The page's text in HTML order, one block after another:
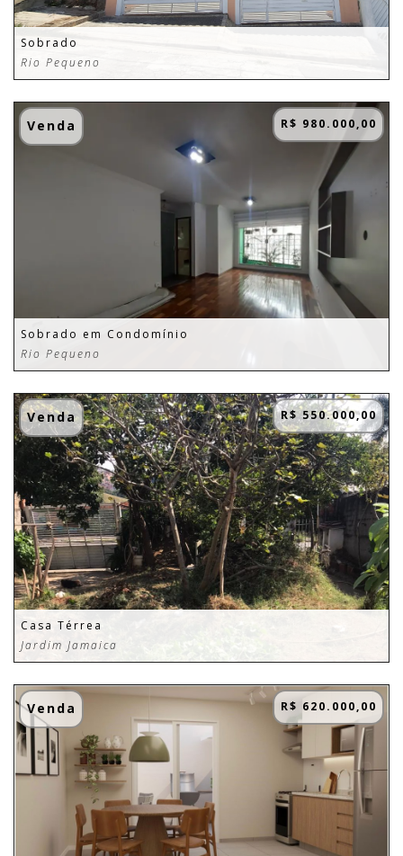
Sobrado
Rio Pequeno
Venda R$ 980.000,00
Sobrado em Condomínio
Rio Pequeno
Venda R$ 550.000,00
Casa Térrea
Jardim Jamaica
Venda R$ 620.000,00